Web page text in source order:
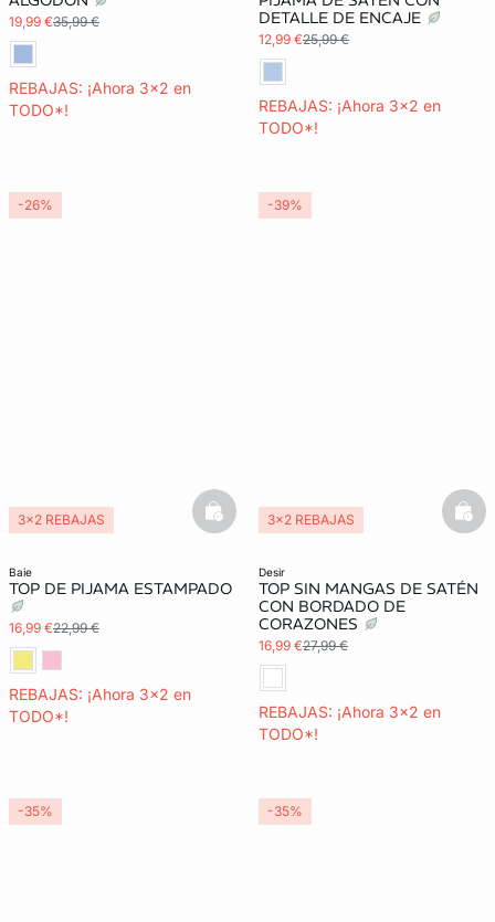
19,99 €35,99 €
REBAJAS: ¡Ahora 3x2 en
TODO*!
DETALLE DE ENCAJE
12,99 €25,99 €
REBAJAS: ¡Ahora 3x2 en
TODO*!
baie
TOP DE PIJAMA ESTAMPADO
16,99 €22,99 €
REBAJAS: ¡Ahora 3x2 en
TODO*!
3x2 REBAJAS basketfull
-26%
desir
TOP SIN MANGAS DE SATÉN
CON BORDADO DE
CORAZONES
16,99 €27,99 €
REBAJAS: ¡Ahora 3x2 en
TODO*!
3x2 REBAJAS
-39%
-35% -35%